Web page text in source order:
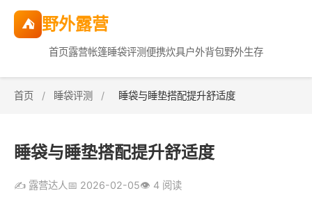
⛺ 野外露营
首页露营帐篷睡袋评测便携炊具户外背包野外生存
首页 / 睡袋评测 / 睡袋与睡垫搭配提升舒适度
睡袋与睡垫搭配提升舒适度
✍️ 露营达人 📅 2026-02-05👁️ 4 阅读